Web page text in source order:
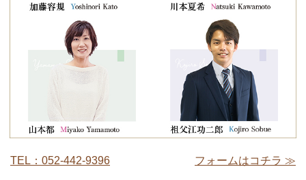
TEL：052-442-9396 フォームはコチラ ≫